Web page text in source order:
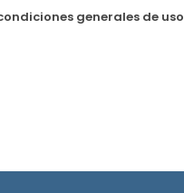
generales de uso